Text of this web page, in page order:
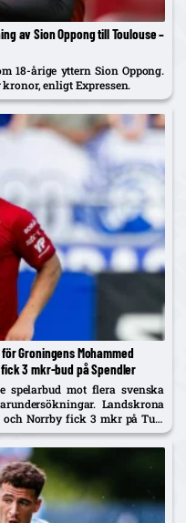
av Sion Oppong till Toulouse –
18-årige yttern Sion Oppong.
enligt Expressen.
Groningens Mohammed
3 mkr-bud på Spendler
spelarbud mot flera svenska
Landskrona
Norrby fick 3 mkr på Ture